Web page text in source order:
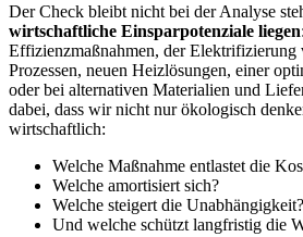
Der Check bleibt nicht bei der Analyse
wirtschaftliche Einsparpotenziale liegen
Effizienzmaßnahmen, der Elektrifizierung
Prozessen, neuen Heizlösungen, einer
oder bei alternativen Materialien und
dabei, dass wir nicht nur ökologisch
wirtschaftlich:
Welche Maßnahme entlastet die
Welche amortisiert sich?
Welche steigert die Unabhängigkeit?
Und welche schützt langfristig die